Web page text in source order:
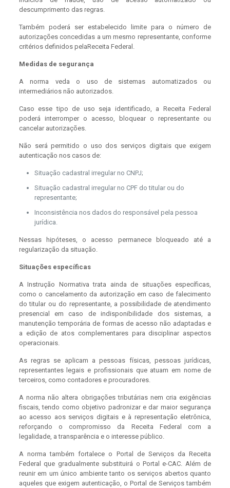
descumprimento das regras.
Também poderá ser estabelecido limite para o número de
autorizações concedidas a um mesmo representante, conforme
critérios definidos pelaReceita Federal.
Medidas de segurança
A norma veda o uso de sistemas automatizados ou
intermediários não autorizados.
Caso esse tipo de uso seja identificado, a Receita Federal
poderá interromper o acesso, bloquear o representante ou
cancelar autorizações.
Não será permitido o uso dos serviços digitais que exigem
autenticação nos casos de:
Situação cadastral irregular no CNPJ;
Situação cadastral irregular no CPF do titular ou do
representante;
Inconsistência nos dados do responsável pela pessoa
jurídica.
Nessas hipóteses, o acesso permanece bloqueado até a
regularização da situação.
Situações específicas
A Instrução Normativa trata ainda de situações específicas,
como o cancelamento da autorização em caso de falecimento
do titular ou do representante, a possibilidade de atendimento
presencial em caso de indisponibilidade dos sistemas, a
manutenção temporária de formas de acesso não adaptadas e
a edição de atos complementares para disciplinar aspectos
operacionais.
As regras se aplicam a pessoas físicas, pessoas jurídicas,
representantes legais e profissionais que atuam em nome de
terceiros, como contadores e procuradores.
A norma não altera obrigações tributárias nem cria exigências
fiscais, tendo como objetivo padronizar e dar maior segurança
ao acesso aos serviços digitais e à representação eletrônica,
reforçando o compromisso da Receita Federal com a
legalidade, a transparência e o interesse público.
A norma também fortalece o Portal de Serviços da Receita
Federal que gradualmente substituirá o Portal e-CAC. Além de
reunir em um único ambiente tanto os serviços abertos quanto
aqueles que exigem autenticação, o Portal de Serviços também